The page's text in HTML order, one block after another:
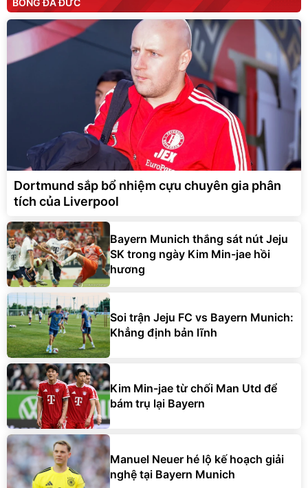
Dortmund sắp bổ nhiệm cựu chuyên gia phân
tích của Liverpool
Bayern Munich thắng sát nút Jeju
SK trong ngày Kim Min-jae hồi
hương
Soi trận Jeju FC vs Bayern Munich:
Khẳng định bản lĩnh
Kim Min-jae từ chối Man Utd để
bám trụ lại Bayern
Manuel Neuer hé lộ kế hoạch giải
nghệ tại Bayern Munich